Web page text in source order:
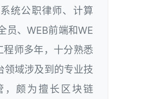
统公职律师、计算
员、WEB前端和WE
程师多年，十分熟悉
领域涉及到的专业技
，颇为擅长区块链